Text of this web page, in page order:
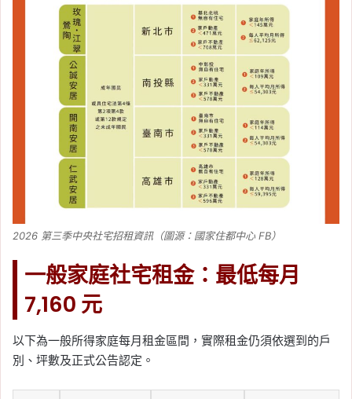
2026 第三季中央社宅招租資訊（圖源：國家住都中心 FB）
一般家庭社宅租金：最低每月
7,160 元
以下為一般所得家庭每月租金區間，實際租金仍須依選到的戶
別、坪數及正式公告認定。